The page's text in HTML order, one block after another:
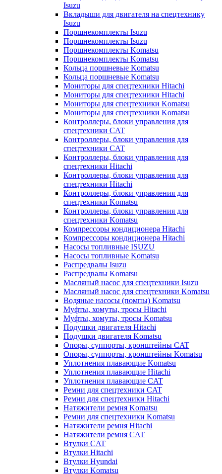
Isuzu
Вкладыши для двигателя на спецтехнику
Isuzu
Поршнекомплекты Isuzu
Поршнекомплекты Isuzu
Поршнекомплекты Komatsu
Поршнекомплекты Komatsu
Кольца поршневые Komatsu
Кольца поршневые Komatsu
Мониторы для спецтехники Hitachi
Мониторы для спецтехники Hitachi
Мониторы для спецтехники Komatsu
Мониторы для спецтехники Komatsu
Контроллеры, блоки управления для
спецтехники CAT
Контроллеры, блоки управления для
спецтехники CAT
Контроллеры, блоки управления для
спецтехники Hitachi
Контроллеры, блоки управления для
спецтехники Hitachi
Контроллеры, блоки управления для
спецтехники Komatsu
Контроллеры, блоки управления для
спецтехники Komatsu
Компрессоры кондиционера Hitachi
Компрессоры кондиционера Hitachi
Насосы топливные ISUZU
Насосы топливные Komatsu
Распредвалы Isuzu
Распредвалы Komatsu
Масляный насос для спецтехники Isuzu
Масляный насос для спецтехники Komatsu
Водяные насосы (помпы) Komatsu
Муфты, хомуты, тросы Hitachi
Муфты, хомуты, тросы Komatsu
Подушки двигателя Hitachi
Подушки двигателя Komatsu
Опоры, суппорты, кронштейны CAT
Опоры, суппорты, кронштейны Komatsu
Уплотнения плавающие Komatsu
Уплотнения плавающие Hitachi
Уплотнения плавающие CAT
Ремни для спецтехники CAT
Ремни для спецтехники Hitachi
Натяжители ремня Komatsu
Ремни для спецтехники Komatsu
Натяжители ремня Hitachi
Натяжители ремня CAT
Втулки CAT
Втулки Hitachi
Втулки Hyundai
Втулки Komatsu